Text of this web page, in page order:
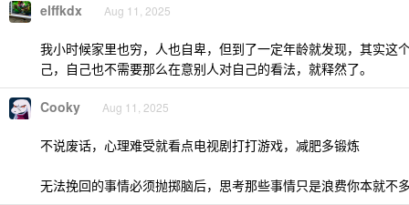
elffkdx Aug 11, 2025
我小时候家里也穷，人也自卑，但到了一定年龄就发现，其实这
己，自己也不需要那么在意别人对自己的看法，就释然了。
Cooky Aug 11, 2025
不说废话，心理难受就看点电视剧打打游戏，减肥多锻炼
无法挽回的事情必须抛掷脑后，思考那些事情只是浪费你本就不